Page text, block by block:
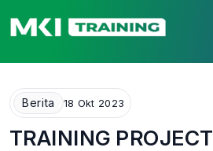
Berita 18 Okt 2023
TRAINING PROJECT